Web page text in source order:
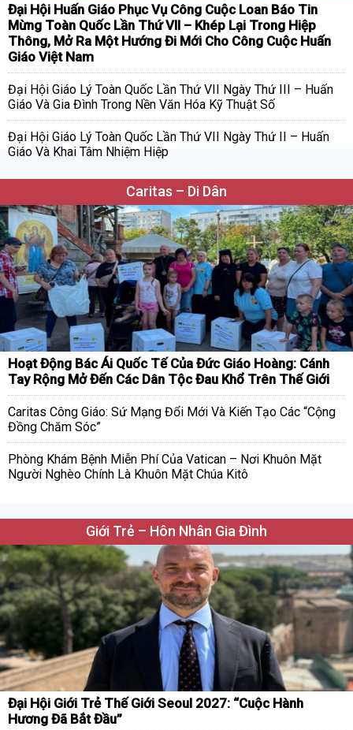
Đại Hội Huấn Giáo Phục Vụ Công Cuộc Loan Báo Tin
Mừng Toàn Quốc Lần Thứ VII – Khép Lại Trong Hiệp
Thông, Mở Ra Một Hướng Đi Mới Cho Công Cuộc Huấn
Giáo Việt Nam
Đại Hội Giáo Lý Toàn Quốc Lần Thứ VII Ngày Thứ III – Huấn
Giáo Và Gia Đình Trong Nền Văn Hóa Kỹ Thuật Số
Đại Hội Giáo Lý Toàn Quốc Lần Thứ VII Ngày Thứ II – Huấn
Giáo Và Khai Tâm Nhiệm Hiệp
Caritas – Di Dân
Hoạt Động Bác Ái Quốc Tế Của Đức Giáo Hoàng: Cánh
Tay Rộng Mở Đến Các Dân Tộc Đau Khổ Trên Thế Giới
Caritas Công Giáo: Sứ Mạng Đổi Mới Và Kiến Tạo Các “Cộng
Đồng Chăm Sóc”
Phòng Khám Bệnh Miễn Phí Của Vatican – Nơi Khuôn Mặt
Người Nghèo Chính Là Khuôn Mặt Chúa Kitô
Giới Trẻ – Hôn Nhân Gia Đình
Đại Hội Giới Trẻ Thế Giới Seoul 2027: “Cuộc Hành
Hương Đã Bắt Đầu”